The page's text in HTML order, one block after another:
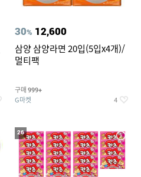
30% 12,600
삼양 삼양라면 20입(5입x4개)/
멀티팩
구매 999+
G마켓 4
26